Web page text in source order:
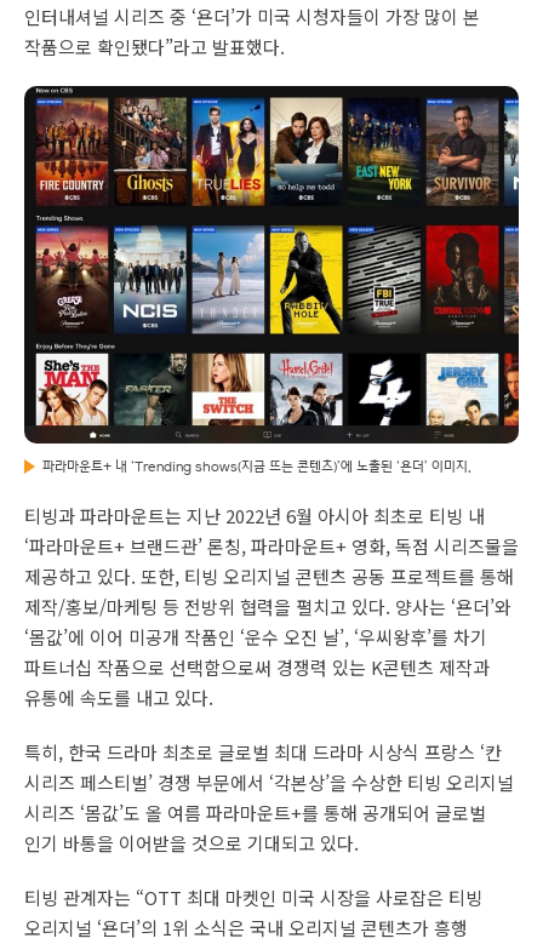
인터내셔널 시리즈 중 ‘욘더’가 미국 시청자들이 가장 많이 본
작품으로 확인됐다”라고 발표했다.
파라마운트+ 내 ‘Trending shows(지금 뜨는 콘텐츠)’에 노출된 ‘욘더’ 이미지.
티빙과 파라마운트는 지난 2022년 6월 아시아 최초로 티빙 내
‘파라마운트+ 브랜드관’ 론칭, 파라마운트+ 영화, 독점 시리즈물을
제공하고 있다. 또한, 티빙 오리지널 콘텐츠 공동 프로젝트를 통해
제작/홍보/마케팅 등 전방위 협력을 펼치고 있다. 양사는 ‘욘더’와
‘몸값’에 이어 미공개 작품인 ‘운수 오진 날’, ‘우씨왕후’를 차기
파트너십 작품으로 선택함으로써 경쟁력 있는 K콘텐츠 제작과
유통에 속도를 내고 있다.
특히, 한국 드라마 최초로 글로벌 최대 드라마 시상식 프랑스 ‘칸
시리즈 페스티벌’ 경쟁 부문에서 ‘각본상’을 수상한 티빙 오리지널
시리즈 ‘몸값’도 올 여름 파라마운트+를 통해 공개되어 글로벌
인기 바통을 이어받을 것으로 기대되고 있다.
티빙 관계자는 “OTT 최대 마켓인 미국 시장을 사로잡은 티빙
오리지널 ‘욘더’의 1위 소식은 국내 오리지널 콘텐츠가 흥행